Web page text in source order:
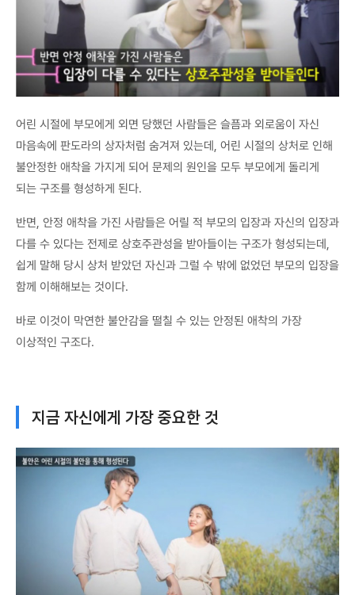
어린 시절에 부모에게 외면 당했던 사람들은 슬픔과 외로움이 자신
마음속에 판도라의 상자처럼 숨겨져 있는데, 어린 시절의 상처로 인해
불안정한 애착을 가지게 되어 문제의 원인을 모두 부모에게 돌리게
되는 구조를 형성하게 된다.
반면, 안정 애착을 가진 사람들은 어릴 적 부모의 입장과 자신의 입장과
다를 수 있다는 전제로 상호주관성을 받아들이는 구조가 형성되는데,
쉽게 말해 당시 상처 받았던 자신과 그럴 수 밖에 없었던 부모의 입장을
함께 이해해보는 것이다.
바로 이것이 막연한 불안감을 떨칠 수 있는 안정된 애착의 가장
이상적인 구조다.
지금 자신에게 가장 중요한 것